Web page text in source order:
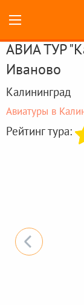
АВИА ТУР
Иваново
Калининград
Авиатуры в
Рейтинг тура: